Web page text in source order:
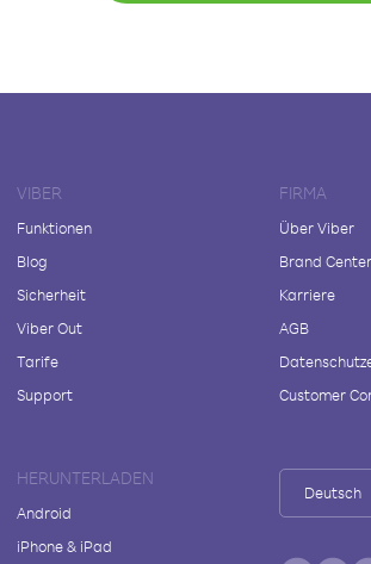
VIBER
Funktionen
Blog
Sicherheit
Viber Out
Tarife
Support
FIRMA
Über Viber
Brand Center
Karriere
AGB
Customer
HERUNTERLADEN
Android
iPhone & iPad
Deutsch